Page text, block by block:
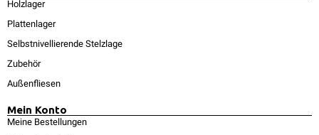
Holzlager
Plattenlager
Selbstnivellierende Stelzlage
Zubehör
Außenfliesen
Mein Konto
Meine Bestellungen